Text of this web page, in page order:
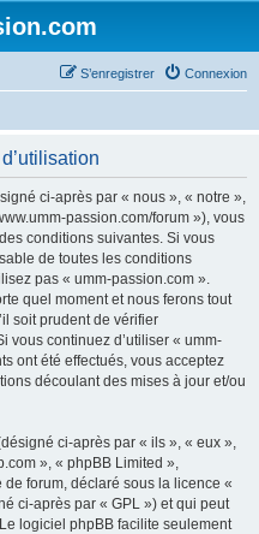
Connexion
S’enregistrer
ci-après par « nous », « notre »,
passion.com/forum »), vous
conditions suivantes. Si vous
de toutes les conditions
pas « umm-passion.com ».
quel moment et nous ferons tout
soit prudent de vérifier
vous continuez d’utiliser « umm-
ont été effectués, vous acceptez
découlant des mises à jour et/ou
ci-après par « ils », « eux »,
», « phpBB Limited »,
forum, déclaré sous la licence «
ci-après par « GPL ») et qui peut
logiciel phpBB facilite seulement